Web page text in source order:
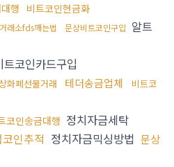
행 비트코인현금화
래소fds깨는법 문상비트코인구입 알트
트코인카드구입
화폐선물거래 테더송금업체
비트코
코인송금대행 정치자금세탁
인추적 정치자금믹싱방법 문상